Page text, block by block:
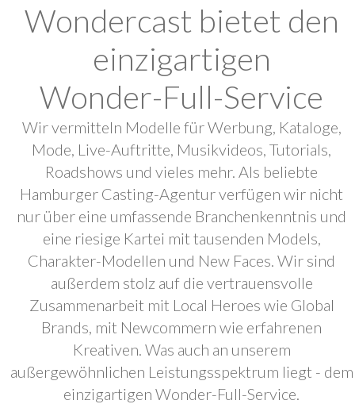
Wondercast bietet den
einzigartigen
Wonder-Full-Service
Wir vermitteln Modelle für Werbung, Kataloge,
Mode, Live-Auftritte, Musikvideos, Tutorials,
Roadshows und vieles mehr. Als beliebte
Hamburger Casting-Agentur verfügen wir nicht
nur über eine umfassende Branchenkenntnis und
eine riesige Kartei mit tausenden Models,
Charakter-Modellen und New Faces. Wir sind
außerdem stolz auf die vertrauensvolle
Zusammenarbeit mit Local Heroes wie Global
Brands, mit Newcommern wie erfahrenen
Kreativen. Was auch an unserem
außergewöhnlichen Leistungsspektrum liegt - dem
einzigartigen Wonder-Full-Service.